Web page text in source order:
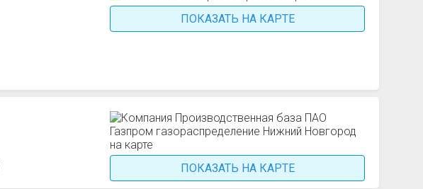
ПОКАЗАТЬ НА КАРТЕ
ПОКАЗАТЬ НА КАРТЕ